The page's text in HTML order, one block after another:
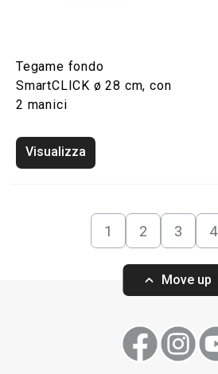
Tegame fondo
SmartCLICK ø 28 cm, con
2 manici
Visualizza
1 2 3 4
Move up